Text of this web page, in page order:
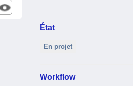
État
En projet
Workflow